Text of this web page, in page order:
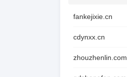
fankejixie.cn
cdynxx.cn
zhouzhenlin.com